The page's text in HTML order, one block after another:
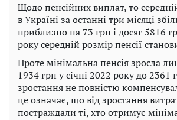
Щодо пенсійних виплат, то
в Україні за останні три місяці
приблизно на 73 грн і досяг 5816
року середній розмір пенсії
Проте мінімальна пенсія зросла
1934 грн у січні 2022 року до
зростання не повністю
це означає, що від зростання
постраждали ті, хто отримує